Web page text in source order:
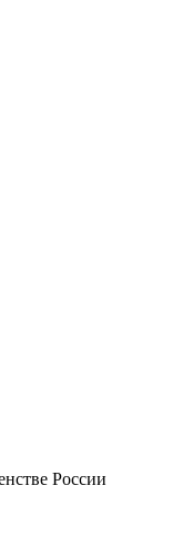
России